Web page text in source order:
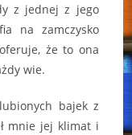
z jednej z jego
na zamczysko
że to ona
wie.
bajek z
mnie jej klimat i